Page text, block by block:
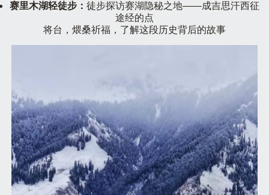
赛里木湖轻徒步： 徒步探访赛湖隐秘之地——成吉思汗西征
途经的点
将台，煨桑祈福，了解这段历史背后的故事